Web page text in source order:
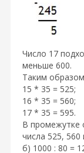
Число 17
меньше 600.
Таким
15 * 35 = 525;
16 * 35 = 560;
17 * 35 = 595.
В промежутке
числа 525, 560
б) 1000 : 80 =